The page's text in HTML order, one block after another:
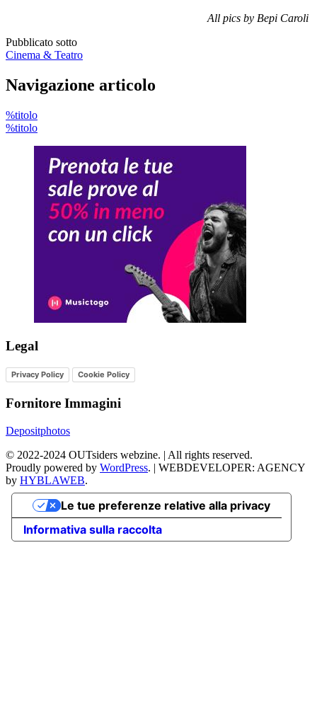
All pics by Bepi Caroli
Pubblicato sotto
Cinema & Teatro
Navigazione articolo
%titolo
%titolo
Legal
Privacy Policy Cookie Policy
Fornitore Immagini
Depositphotos
© 2022-2024 OUTsiders webzine. | All rights reserved.
Proudly powered by WordPress. | WEBDEVELOPER: AGENCY
by HYBLAWEB.
Informativa sulla raccolta
Le tue preferenze relative alla privacy